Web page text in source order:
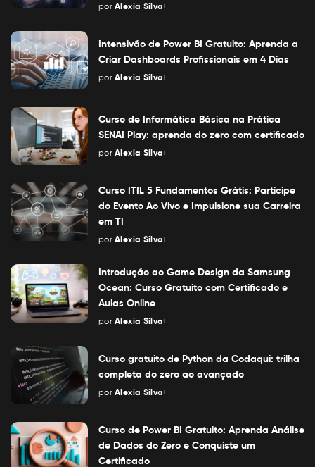
Posted
por Alexia Silva
Intensivão de Power BI Gratuito: Aprenda a
Criar Dashboards Profissionais em 4 Dias
Posted
por Alexia Silva
Curso de Informática Básica na Prática
SENAI Play: aprenda do zero com certificado
Posted
por Alexia Silva
Curso ITIL 5 Fundamentos Grátis: Participe
do Evento Ao Vivo e Impulsione sua Carreira
em TI
Posted
por Alexia Silva
Introdução ao Game Design da Samsung
Ocean: Curso Gratuito com Certificado e
Aulas Online
Posted
por Alexia Silva
Curso gratuito de Python da Codaqui: trilha
completa do zero ao avançado
Posted
por Alexia Silva
Curso de Power BI Gratuito: Aprenda Análise
de Dados do Zero e Conquiste um
Certificado